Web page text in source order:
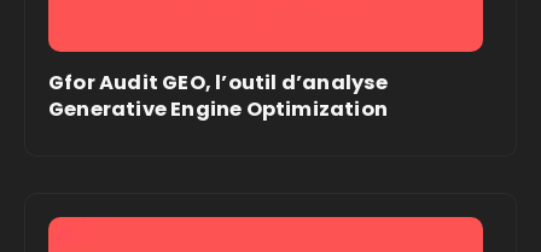
Gfor Audit GEO, l’outil d’analyse
Generative Engine Optimization